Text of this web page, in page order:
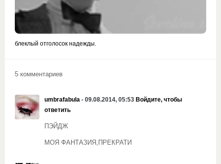
блеклый отголосок надежды.
5 комментариев
umbrafabula - 09.08.2014, 05:53 Войдите, чтобы
ответить
ПЭЙДЖ
МОЯ ФАНТАЗИЯ,ПРЕКРАТИ